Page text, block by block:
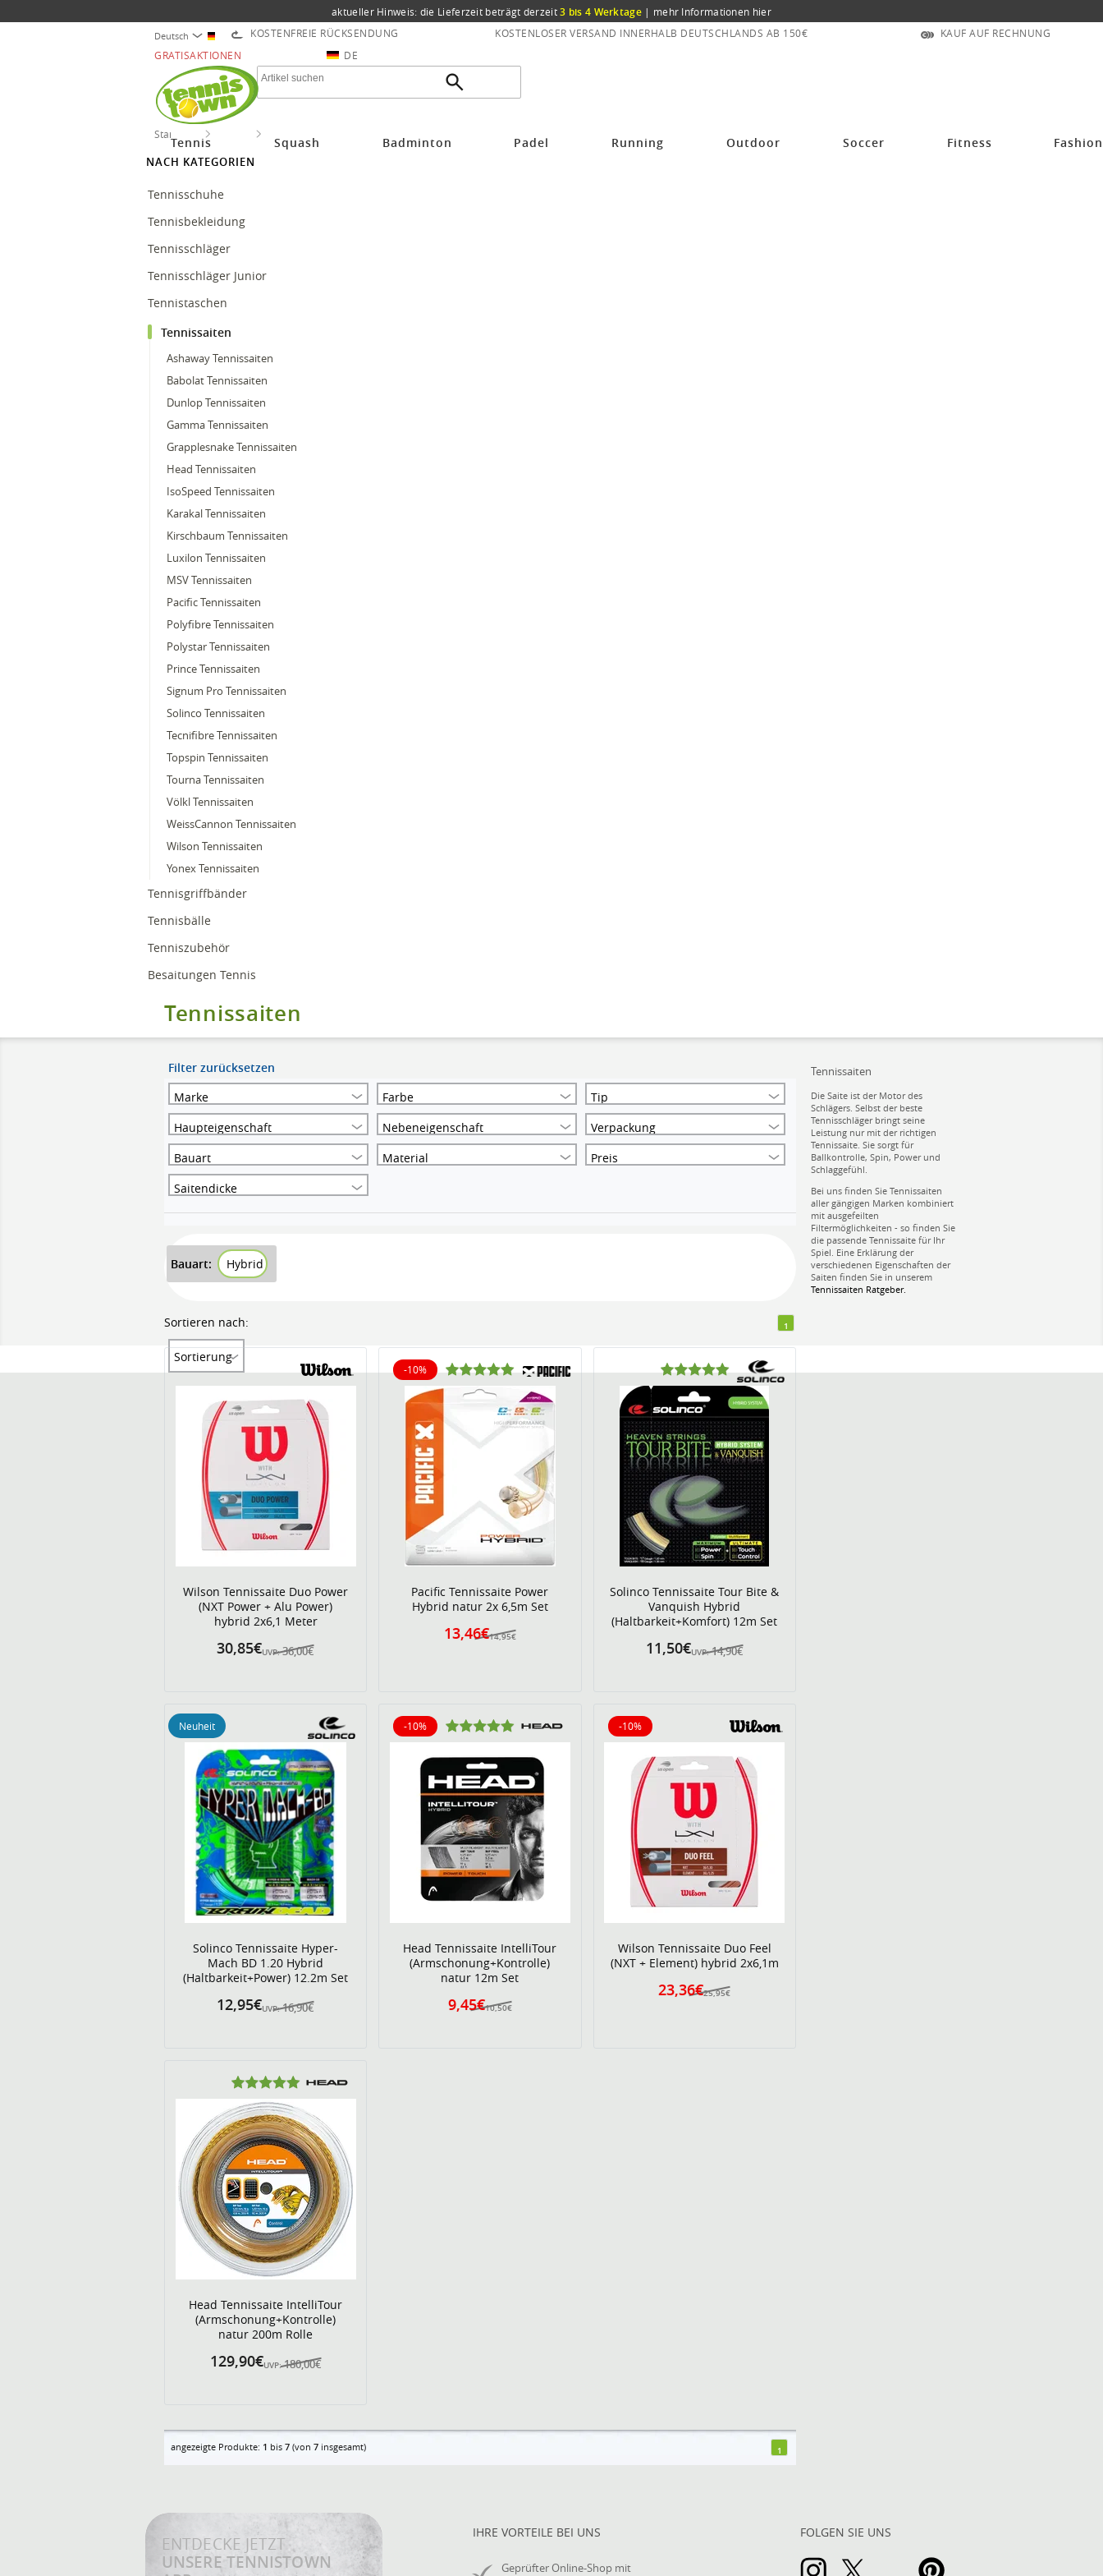
aktueller Hinweis: die Lieferzeit beträgt derzeit3 bis 4 Werktage | mehr Informationen hier
Deutsch KOSTENFREIE RÜCKSENDUNG KOSTENLOSER VERSAND INNERHALB DEUTSCHLANDS AB 150€
KAUF AUF RECHNUNG
GRATISAKTIONEN
DE
Tennis Squash Badminton Padel Running Outdoor Soccer Fitness Fashion
Startseite
NACH KATEGORIEN
Tennisschuhe
Tennisbekleidung
Tennisschläger
Tennisschläger Junior
Tennistaschen
Tennissaiten
Ashaway Tennissaiten
Babolat Tennissaiten
Dunlop Tennissaiten
Gamma Tennissaiten
Grapplesnake Tennissaiten
Head Tennissaiten
IsoSpeed Tennissaiten
Karakal Tennissaiten
Kirschbaum Tennissaiten
Luxilon Tennissaiten
MSV Tennissaiten
Pacific Tennissaiten
Polyfibre Tennissaiten
Polystar Tennissaiten
Prince Tennissaiten
Signum Pro Tennissaiten
Solinco Tennissaiten
Tecnifibre Tennissaiten
Topspin Tennissaiten
Tourna Tennissaiten
Völkl Tennissaiten
WeissCannon Tennissaiten
Wilson Tennissaiten
Yonex Tennissaiten
Tennisgriffbänder
Tennisbälle
Tenniszubehör
Besaitungen Tennis
Tennissaiten
Filter zurücksetzen
Marke
Farbe
Tip
Haupteigenschaft
Nebeneigenschaft
Verpackung
Bauart
Material
Preis
Saitendicke
Bauart: Hybrid
Sortieren nach:
Sortierung
1
Wilson Tennissaite Duo Power
(NXT Power + Alu Power)
hybrid 2x6,1 Meter
UVP: 36,00€
30,85€
Pacific Tennissaite Power
Hybrid natur 2x 6,5m Set
14,95€
13,46€
-10%
10% reduziert
Solinco Tennissaite Tour Bite &
Vanquish Hybrid
(Haltbarkeit+Komfort) 12m Set
UVP: 14,90€
11,50€
Solinco Tennissaite Hyper-
Mach BD 1.20 Hybrid
(Haltbarkeit+Power) 12.2m Set
UVP: 16,90€
12,95€
Neuheit
Head Tennissaite IntelliTour
(Armschonung+Kontrolle)
natur 12m Set
10,50€
9,45€
-10%
10% reduziert
Wilson Tennissaite Duo Feel
(NXT + Element) hybrid 2x6,1m
25,95€
23,36€
-10%
10% reduziert
Head Tennissaite IntelliTour
(Armschonung+Kontrolle)
natur 200m Rolle
UVP: 180,00€
129,90€
angezeigte Produkte: 1 bis 7 (von 7 insgesamt) 1
Tennissaiten
Die Saite ist der Motor des
Schlägers. Selbst der beste
Tennisschläger bringt seine
Leistung nur mit der richtigen
Tennissaite. Sie sorgt für
Ballkontrolle, Spin, Power und
Schlaggefühl.
Bei uns finden Sie Tennissaiten
aller gängigen Marken kombiniert
mit ausgefeilten
Filtermöglichkeiten - so finden Sie
die passende Tennissaite für Ihr
Spiel. Eine Erklärung der
verschiedenen Eigenschaften der
Saiten finden Sie in unserem
Tennissaiten Ratgeber.
ENTDECKE JETZT
UNSERE TENNISTOWN
IHRE VORTEILE BEI UNS
Geprüfter Online-Shop mit
FOLGEN SIE UNS